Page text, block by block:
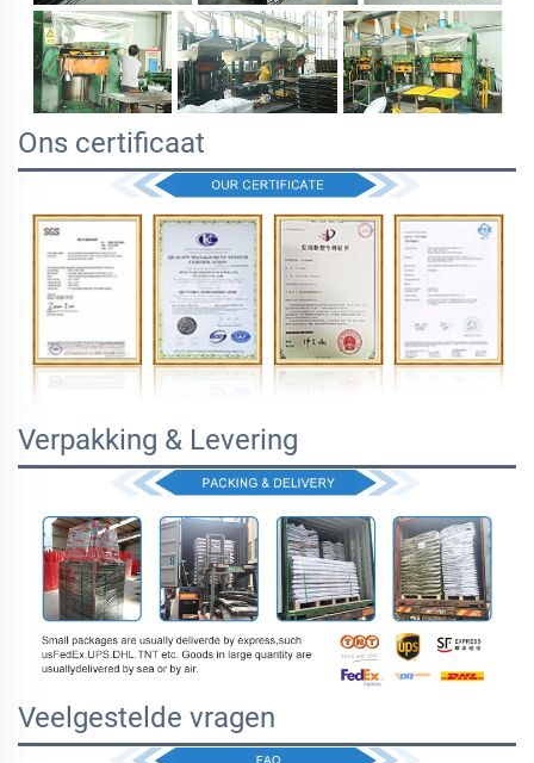
Ons certificaat
Verpakking & Levering
Veelgestelde vragen